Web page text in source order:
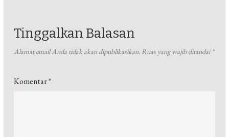
Tinggalkan Balasan
Alamat email Anda tidak akan dipublikasikan. Ruas yang wajib ditandai *
Komentar*